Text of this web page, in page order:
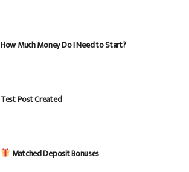
How Much Money Do I Need to Start?
Test Post Created
Matched Deposit Bonuses